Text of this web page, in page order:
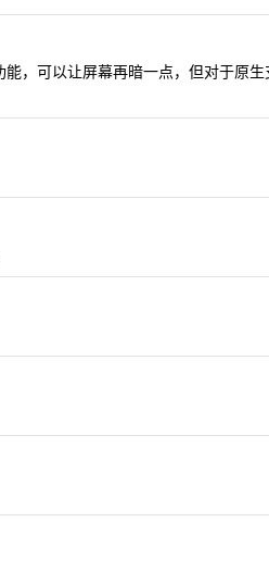
，可以让屏幕再暗一点，但对于原